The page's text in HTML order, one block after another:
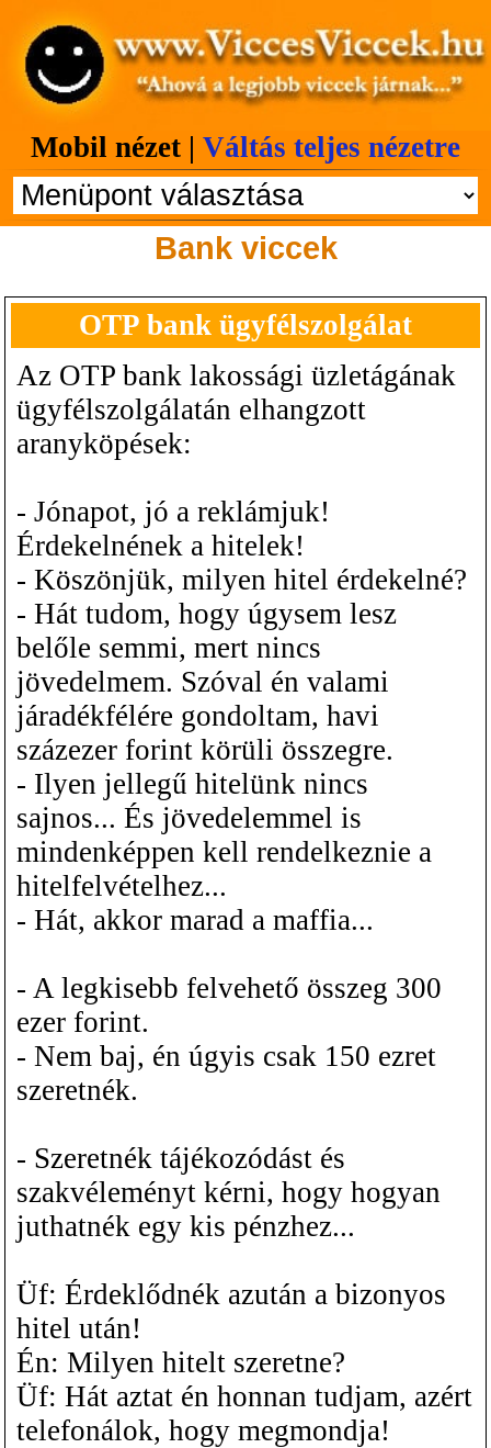
Mobil nézet | Váltás teljes nézetre
Bank viccek
OTP bank ügyfélszolgálat
Az OTP bank lakossági üzletágának
ügyfélszolgálatán elhangzott
aranyköpések:
- Jónapot, jó a reklámjuk!
Érdekelnének a hitelek!
- Köszönjük, milyen hitel érdekelné?
- Hát tudom, hogy úgysem lesz
belőle semmi, mert nincs
jövedelmem. Szóval én valami
járadékfélére gondoltam, havi
százezer forint körüli összegre.
- Ilyen jellegű hitelünk nincs
sajnos... És jövedelemmel is
mindenképpen kell rendelkeznie a
hitelfelvételhez...
- Hát, akkor marad a maffia...
- A legkisebb felvehető összeg 300
ezer forint.
- Nem baj, én úgyis csak 150 ezret
szeretnék.
- Szeretnék tájékozódást és
szakvéleményt kérni, hogy hogyan
juthatnék egy kis pénzhez...
Üf: Érdeklődnék azután a bizonyos
hitel után!
Én: Milyen hitelt szeretne?
Üf: Hát aztat én honnan tudjam, azért
telefonálok, hogy megmondja!